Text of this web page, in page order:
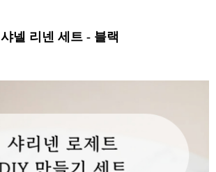
샤넬 리넨 세트 - 블랙